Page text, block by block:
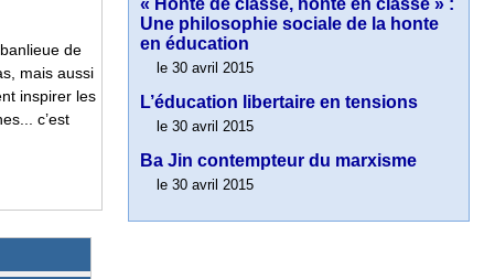
de
mais aussi
inspirer les
c’est
« Honte de classe, honte en classe » :
Une philosophie sociale de la honte
en éducation
le 30 avril 2015
L’éducation libertaire en tensions
le 30 avril 2015
Ba Jin contempteur du marxisme
le 30 avril 2015